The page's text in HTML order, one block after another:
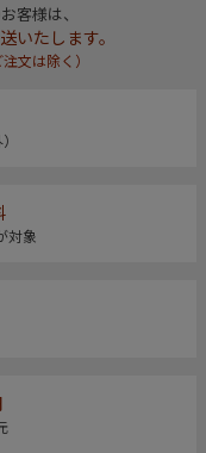
客様は、
いたします。
文は除く）
対象